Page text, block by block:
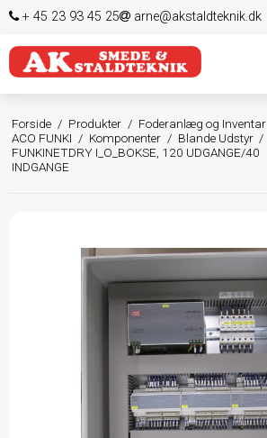
+ 45 23 93 45 25 arne@akstaldteknik.dk
Forside / Produkter / Foderanlæg og Inventar
ACO FUNKI / Komponenter / Blande Udstyr /
FUNKINETDRY I_O_BOKSE, 120 UDGANGE/40
INDGANGE